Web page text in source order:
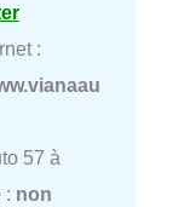
:
57 à
: non